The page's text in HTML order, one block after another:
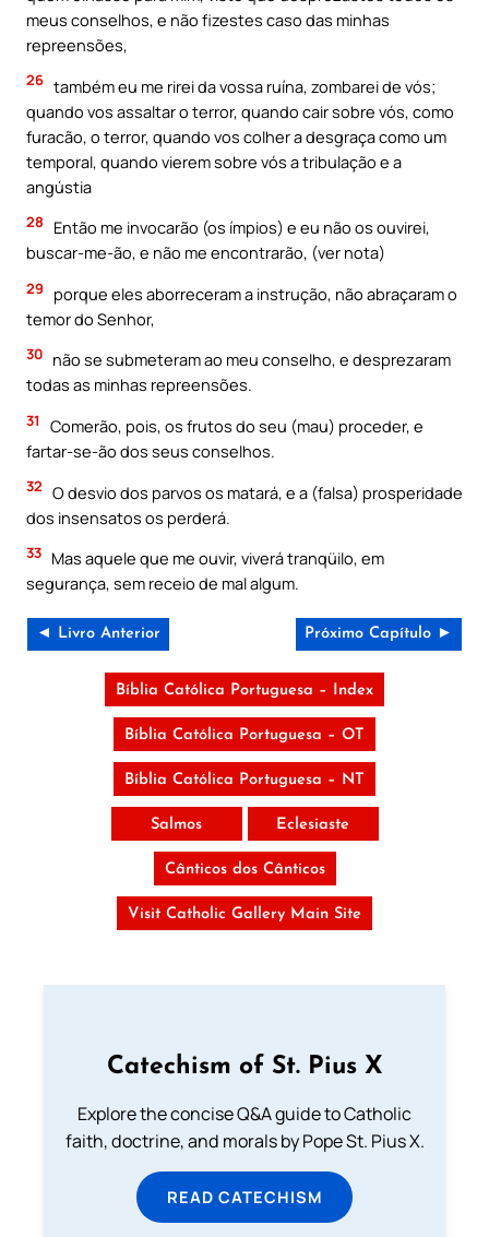
meus conselhos, e não fizestes caso das minhas
repreensões,
26 também eu me rirei da vossa ruína, zombarei de vós;
quando vos assaltar o terror, quando cair sobre vós, como
furacão, o terror, quando vos colher a desgraça como um
temporal, quando vierem sobre vós a tribulação e a
angústia
28
Então me invocarão (os ímpios) e eu não os ouvirei,
buscar-me-ão, e não me encontrarão, (ver nota)
29
porque eles aborreceram a instrução, não abraçaram o
temor do Senhor,
30 não se submeteram ao meu conselho, e desprezaram
todas as minhas repreensões.
31
Comerão, pois, os frutos do seu (mau) proceder, e
fartar-se-ão dos seus conselhos.
32 O desvio dos parvos os matará, e a (falsa) prosperidade
dos insensatos os perderá.
33 Mas aquele que me ouvir, viverá tranqüilo, em
segurança, sem receio de mal algum.
◄ Livro Anterior Próximo Capítulo ►
Bíblia Católica Portuguesa – Index
Bíblia Católica Portuguesa – OT
Bíblia Católica Portuguesa – NT
Salmos Eclesiaste
Cânticos dos Cânticos
Visit Catholic Gallery Main Site
Catechism of St. Pius X
Explore the concise Q&A guide to Catholic
faith, doctrine, and morals by Pope St. Pius X.
READ CATECHISM